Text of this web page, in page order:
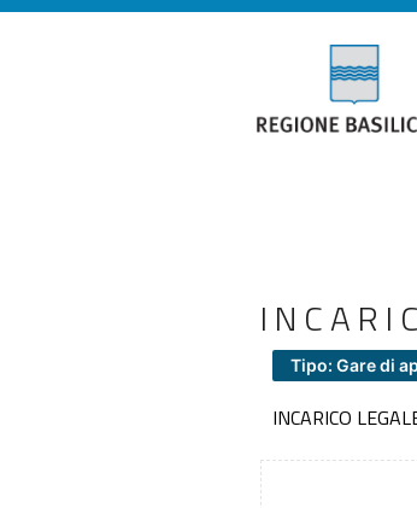
Tipo: Gare di
INCARICO